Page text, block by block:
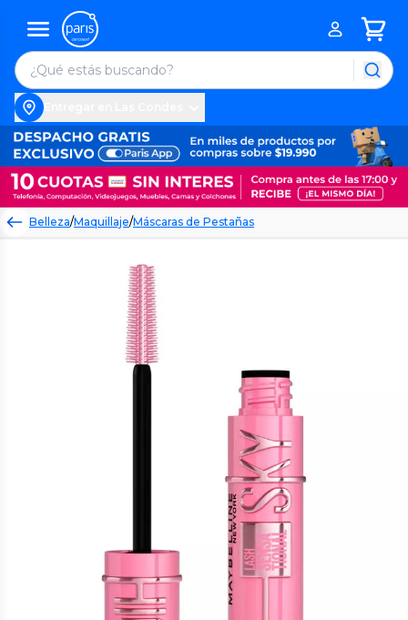
Belleza/Maquillaje/Máscaras de Pestañas